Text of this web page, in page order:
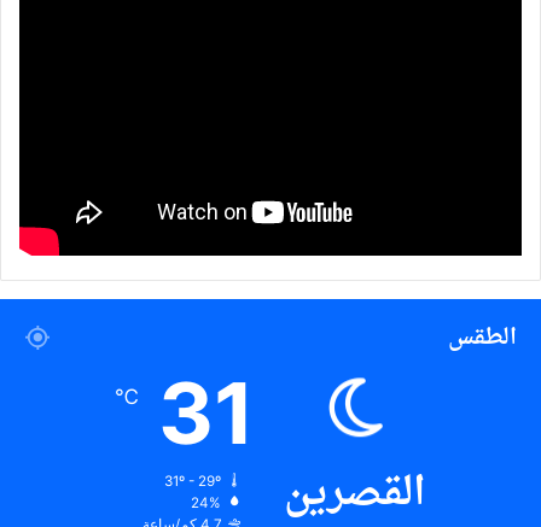
الطقس
القصرين
31
℃
24%